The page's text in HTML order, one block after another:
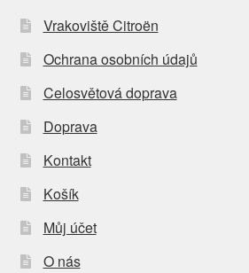
Vrakoviště Citroën
Ochrana osobních údajů
Celosvětová doprava
Doprava
Kontakt
Košík
Můj účet
O nás